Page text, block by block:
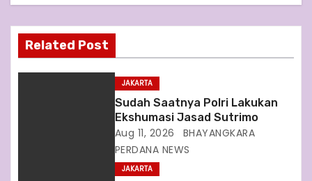
v
g
Related Post
JAKARTA
Sudah Saatnya Polri Lakukan
Ekshumasi Jasad Sutrimo
Aug 11, 2026
BHAYANGKARA
PERDANA NEWS
JAKARTA